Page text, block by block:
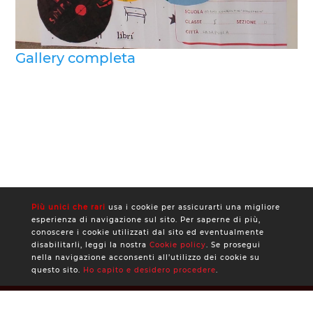
Gallery completa
Più unici che rari usa i cookie per assicurarti una migliore
esperienza di navigazione sul sito. Per saperne di più,
conoscere i cookie utilizzati dal sito ed eventualmente
disabilitarli, leggi la nostra Cookie policy. Se prosegui
nella navigazione acconsenti all’utilizzo dei cookie su
questo sito. Ho capito e desidero procedere.